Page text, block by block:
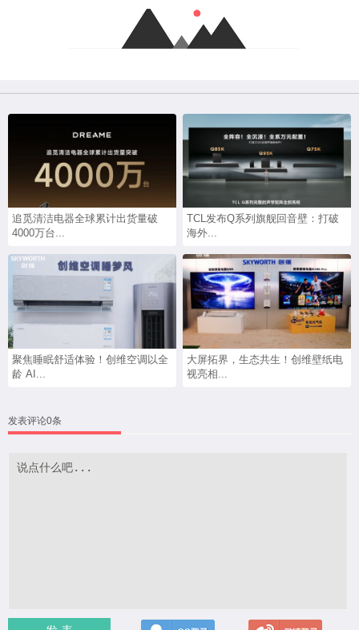
追觅清洁电器全球累计出货量破
4000万台...
TCL发布Q系列旗舰回音壁：打破
海外...
聚焦睡眠舒适体验！创维空调以全
龄 AI...
大屏拓界，生态共生！创维壁纸电
视亮相...
发表评论0条